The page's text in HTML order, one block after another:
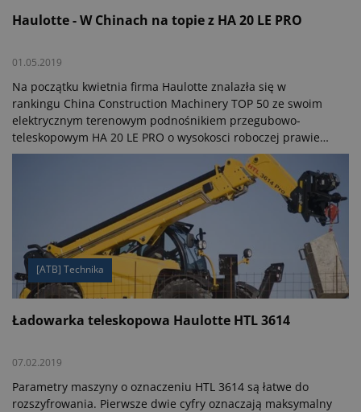
Haulotte - W Chinach na topie z HA 20 LE PRO
01.05.2019
Na początku kwietnia firma Haulotte znalazła się w
rankingu China Construction Machinery TOP 50 ze swoim
elektrycznym terenowym podnośnikiem przegubowo-
teleskopowym HA 20 LE PRO o wysokosci roboczej prawie
21 m. Należącą do generacji Pulseo maszynę wyróżniono
nominacją za jej przyjazny dla środowiska wydajny napęd i
[ATB] Technika
Ładowarka teleskopowa Haulotte HTL 3614
07.02.2019
Parametry maszyny o oznaczeniu HTL 3614 są łatwe do
rozszyfrowania. Pierwsze dwie cyfry oznaczają maksymalny